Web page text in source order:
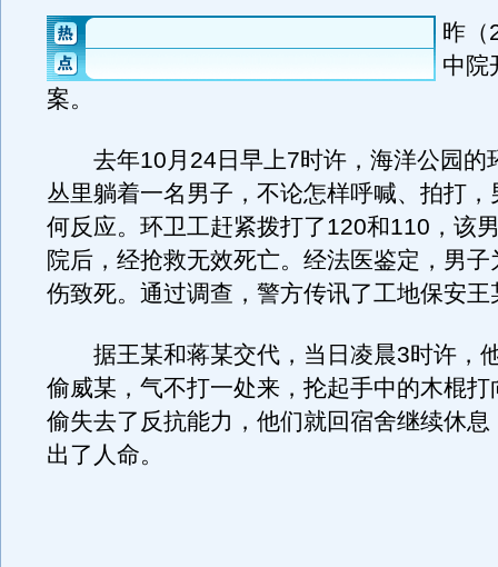
昨（
中院
案。
去年10月24日早上7时许，海洋公园的
丛里躺着一名男子，不论怎样呼喊、拍打，
何反应。环卫工赶紧拨打了120和110，该
院后，经抢救无效死亡。经法医鉴定，男
伤致死。通过调查，警方传讯了工地保安王
据王某和蒋某交代，当日凌晨3时许，
偷威某，气不打一处来，抡起手中的木棍打
偷失去了反抗能力，他们就回宿舍继续休息
出了人命。